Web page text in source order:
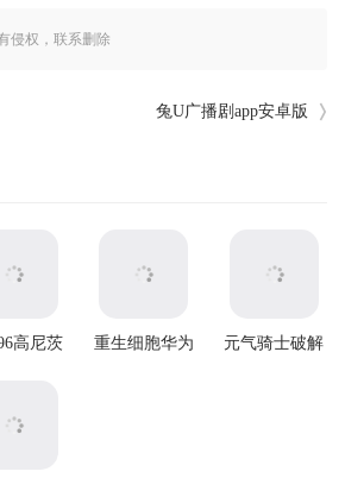
侵权，联系删除
兔U广播剧app安卓版
高尼茨
重生细胞华为
元气骑士破解